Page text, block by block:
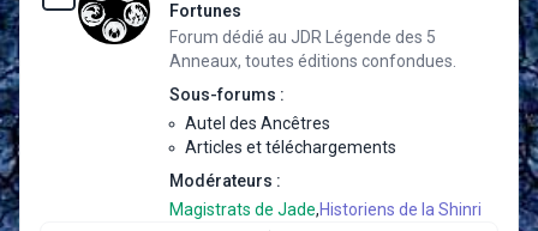
Fortunes
Forum dédié au JDR Légende des 5
Anneaux, toutes éditions confondues.
Sous-forums :
Autel des Ancêtres
Articles et téléchargements
Modérateurs :
Magistrats de Jade,Historiens de la Shinri